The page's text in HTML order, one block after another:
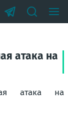
атака на
атака на